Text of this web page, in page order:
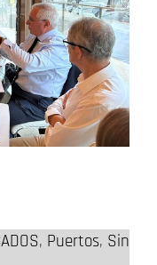
, Puertos, Sin